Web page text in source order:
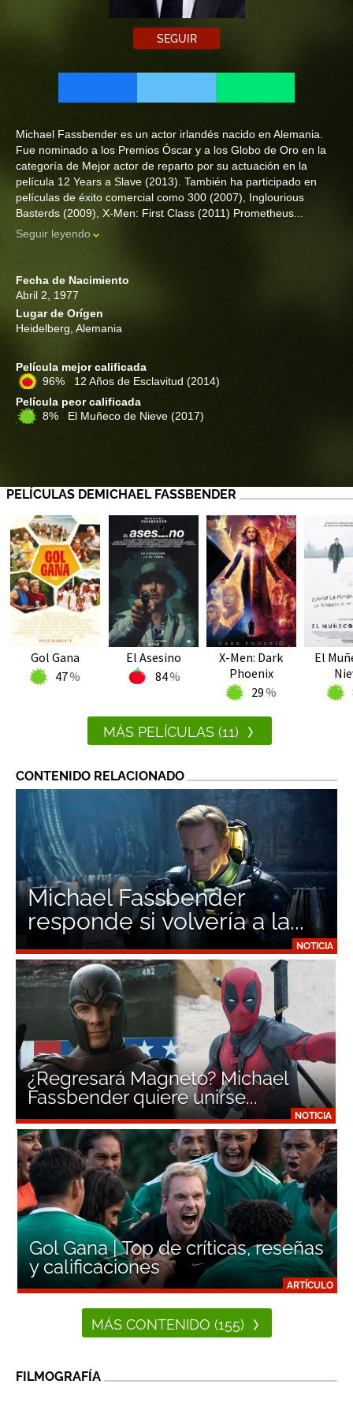
SEGUIR
Michael Fassbender es un actor irlandés nacido en Alemania.
Fue nominado a los Premios Óscar y a los Globo de Oro en la
categoría de Mejor actor de reparto por su actuación en la
película 12 Years a Slave (2013). También ha participado en
películas de éxito comercial como 300 (2007), Inglourious
Basterds (2009), X-Men: First Class (2011) Prometheus...
Seguir leyendo
Fecha de Nacimiento
Abril 2, 1977
Lugar de Orígen
Heidelberg, Alemania
Película mejor calificada
96% 12 Años de Esclavitud (2014)
Película peor calificada
8% El Muñeco de Nieve (2017)
PELÍCULAS DEMICHAEL FASSBENDER
Gol Gana
47
El Asesino
84
X-Men: Dark
Phoenix
29
El
MÁS PELÍCULAS (11)
CONTENIDO RELACIONADO
NOTICIA
Michael Fassbender
responde si volvería a la...
NOTICIA
¿Regresará Magneto? Michael
Fassbender quiere unirse...
ARTÍCULO
Gol Gana | Top de críticas, reseñas
y calificaciones
MÁS CONTENIDO (155)
FILMOGRAFÍA